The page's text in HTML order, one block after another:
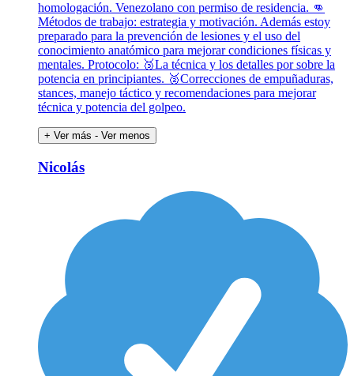
homologación. Venezolano con permiso de residencia. 👊
Métodos de trabajo: estrategia y motivación. Además estoy
preparado para la prevención de lesiones y el uso del
conocimiento anatómico para mejorar condiciones físicas y
mentales. Protocolo: 🥉La técnica y los detalles por sobre la
potencia en principiantes. 🥈Correcciones de empuñaduras,
stances, manejo táctico y recomendaciones para mejorar
técnica y potencia del golpeo.
+ Ver más - Ver menos
Nicolás